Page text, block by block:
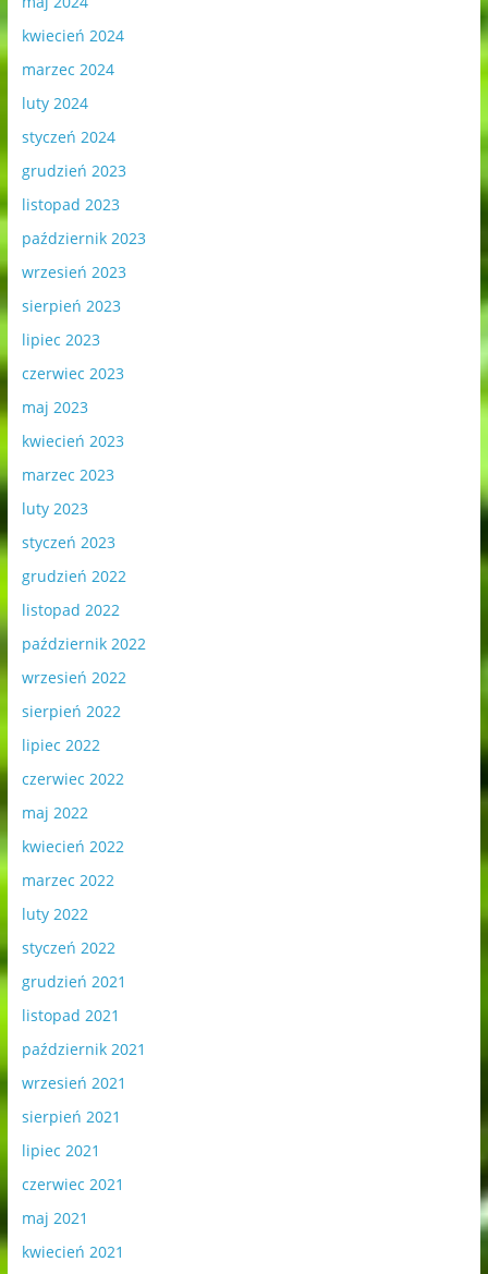
kwiecień 2024
marzec 2024
luty 2024
styczeń 2024
grudzień 2023
listopad 2023
październik 2023
wrzesień 2023
sierpień 2023
lipiec 2023
czerwiec 2023
maj 2023
kwiecień 2023
marzec 2023
luty 2023
styczeń 2023
grudzień 2022
listopad 2022
październik 2022
wrzesień 2022
sierpień 2022
lipiec 2022
czerwiec 2022
maj 2022
kwiecień 2022
marzec 2022
luty 2022
styczeń 2022
grudzień 2021
listopad 2021
październik 2021
wrzesień 2021
sierpień 2021
lipiec 2021
czerwiec 2021
maj 2021
kwiecień 2021